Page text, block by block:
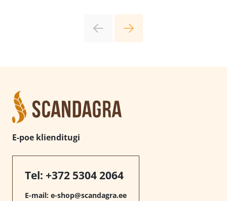
E-poe klienditugi
Tel: +372 5304 2064
E-mail: e-shop@scandagra.ee